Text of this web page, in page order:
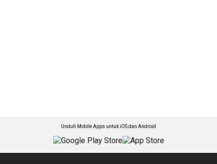
Unduh Mobile Apps untuk iOS dan Android